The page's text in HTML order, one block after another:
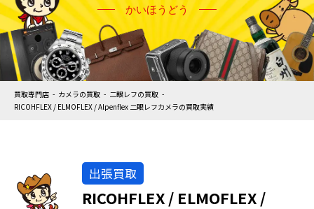
かいほうどう
買取専門店 カメラの買取
二眼レフの買取
RICOHFLEX / ELMOFLEX / Alpenflex 二眼レフカメラの買取実績
出張買取
RICOHFLEX / ELMOFLEX /